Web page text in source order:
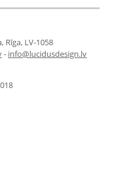
Rīga, LV-1058
- info@lucidusdesign.lv